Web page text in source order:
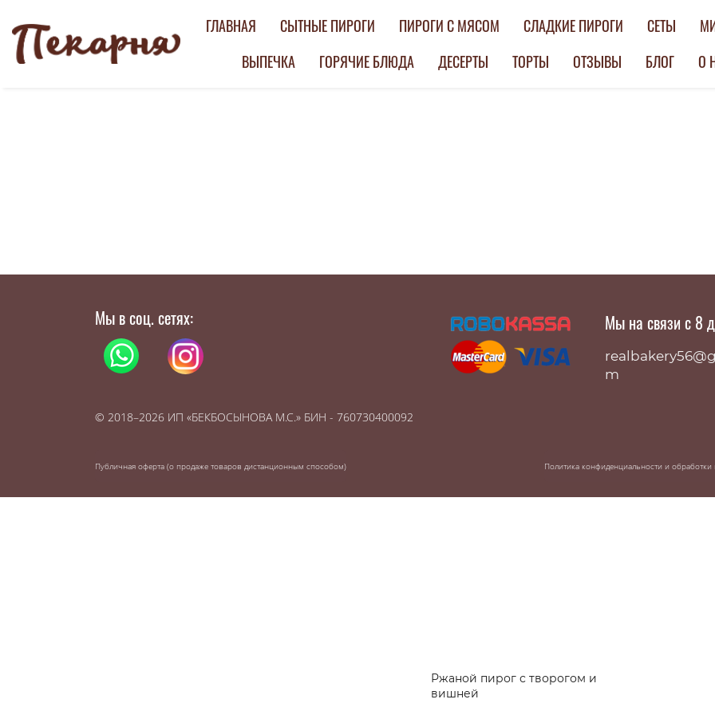
ГЛАВНАЯ СЫТНЫЕ ПИРОГИ ПИРОГИ С МЯСОМ СЛАДКИЕ ПИРОГИ СЕТЫ
ВЫПЕЧКА
ГОРЯЧИЕ БЛЮДА ДЕСЕРТЫ ТОРТЫ ОТЗЫВЫ БЛОГ О
Ржаной пирог с творогом и
вишней
Мы в соц. сетях: Мы на связи с 8
m
© 2018–2026 ИП «БЕКБОСЫНОВА М.С.» БИН - 760730400092
Публичная оферта (о продаже товаров дистанционным способом) Политика конфиденциальности и